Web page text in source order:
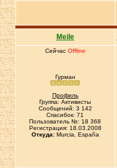
Meile
Сейчас Offline
Гурман
Профиль
Группа: Активисты
Сообщений: 3 142
Спасибок: 71
Пользователь №: 18 368
Регистрация: 18.03.2008
Откуда:Murcia, España